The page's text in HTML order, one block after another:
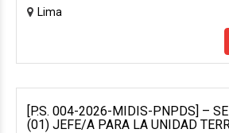
Lima
[P.S. 004-2026-MIDIS-PNPDS] –
(01) JEFE/A PARA LA UNIDAD